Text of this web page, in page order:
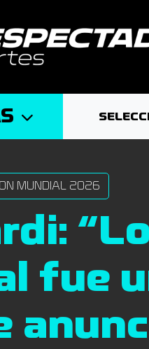
MUNDIAL 2026
fue